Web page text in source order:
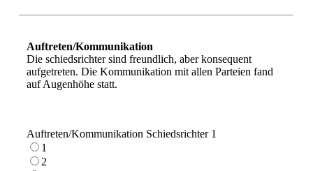
Auftreten/Kommunikation
Die schiedsrichter sind freundlich, aber konsequent
aufgetreten. Die Kommunikation mit allen Parteien fand
auf Augenhöhe statt.
Auftreten/Kommunikation Schiedsrichter 1
1
2